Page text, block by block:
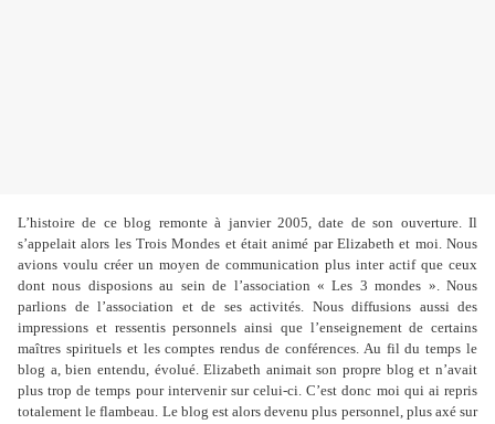
L’histoire de ce blog remonte à janvier 2005, date de son ouverture. Il
s’appelait alors les Trois Mondes et était animé par Elizabeth et moi. Nous
avions voulu créer un moyen de communication plus inter actif que ceux
dont nous disposions au sein de l’association « Les 3 mondes ». Nous
parlions de l’association et de ses activités. Nous diffusions aussi des
impressions et ressentis personnels ainsi que l’enseignement de certains
maîtres spirituels et les comptes rendus de conférences. Au fil du temps le
blog a, bien entendu, évolué. Elizabeth animait son propre blog et n’avait
plus trop de temps pour intervenir sur celui-ci. C’est donc moi qui ai repris
totalement le flambeau. Le blog est alors devenu plus personnel, plus axé sur